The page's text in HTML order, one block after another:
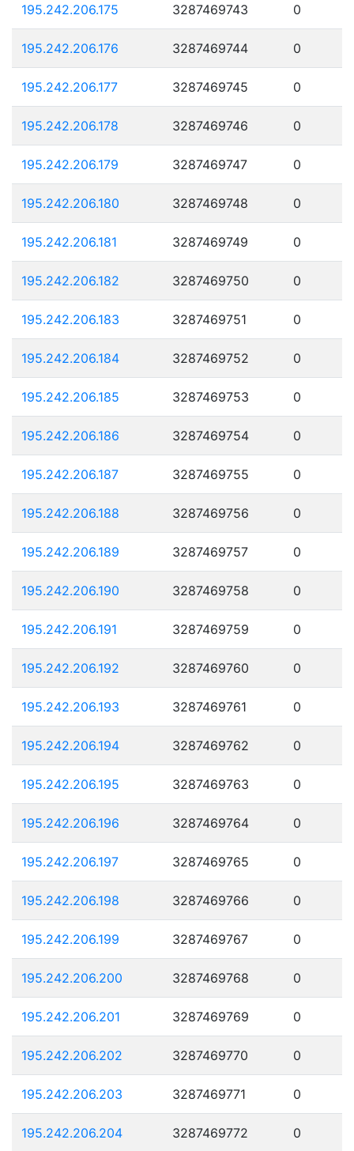
195.242.206.175 3287469743 0
195.242.206.176 3287469744 0
195.242.206.177 3287469745 0
195.242.206.178 3287469746 0
195.242.206.179 3287469747 0
195.242.206.180 3287469748 0
195.242.206.181 3287469749 0
195.242.206.182 3287469750 0
195.242.206.183 3287469751 0
195.242.206.184 3287469752 0
195.242.206.185 3287469753 0
195.242.206.186 3287469754 0
195.242.206.187 3287469755 0
195.242.206.188 3287469756 0
195.242.206.189 3287469757 0
195.242.206.190 3287469758 0
195.242.206.191 3287469759 0
195.242.206.192 3287469760 0
195.242.206.193 3287469761 0
195.242.206.194 3287469762 0
195.242.206.195 3287469763 0
195.242.206.196 3287469764 0
195.242.206.197 3287469765 0
195.242.206.198 3287469766 0
195.242.206.199 3287469767 0
195.242.206.200 3287469768 0
195.242.206.201 3287469769 0
195.242.206.202 3287469770 0
195.242.206.203 3287469771 0
195.242.206.204 3287469772 0